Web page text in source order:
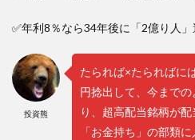
✅年利8％なら34年後に「2億り人」
投資熊
たられば×たらればに
円捻出して、今まで
り、超高配当銘柄が配
「お金持ち」の部類